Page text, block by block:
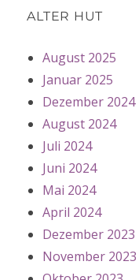
ALTER HUT
August 2025
Januar 2025
Dezember 2024
August 2024
Juli 2024
Juni 2024
Mai 2024
April 2024
Dezember 2023
November 2023